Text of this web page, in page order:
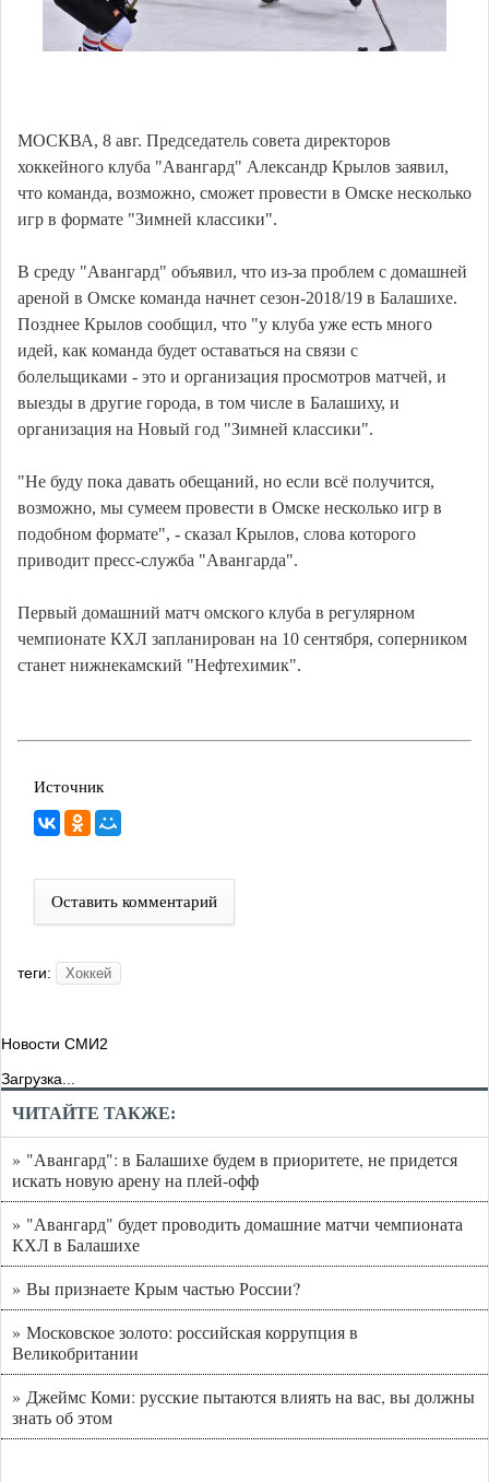
МОСКВА, 8 авг. Председатель совета директоров
хоккейного клуба "Авангард" Александр Крылов заявил,
что команда, возможно, сможет провести в Омске несколько
игр в формате "Зимней классики".
В среду "Авангард" объявил, что из-за проблем с домашней
ареной в Омске команда начнет сезон-2018/19 в Балашихе.
Позднее Крылов сообщил, что "у клуба уже есть много
идей, как команда будет оставаться на связи с
болельщиками - это и организация просмотров матчей, и
выезды в другие города, в том числе в Балашиху, и
организация на Новый год "Зимней классики".
"Не буду пока давать обещаний, но если всё получится,
возможно, мы сумеем провести в Омске несколько игр в
подобном формате", - сказал Крылов, слова которого
приводит пресс-служба "Авангарда".
Первый домашний матч омского клуба в регулярном
чемпионате КХЛ запланирован на 10 сентября, соперником
станет нижнекамский "Нефтехимик".
Источник
Оставить комментарий
теги: Хоккей
Новости СМИ2
Загрузка...
ЧИТАЙТЕ ТАКЖЕ:
» "Авангард": в Балашихе будем в приоритете, не придется
искать новую арену на плей-офф
» "Авангард" будет проводить домашние матчи чемпионата
КХЛ в Балашихе
» Вы признаете Крым частью России?
» Московское золото: российская коррупция в
Великобритании
» Джеймс Коми: русские пытаются влиять на вас, вы должны
знать об этом